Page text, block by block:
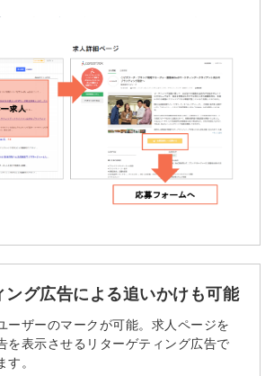
ング広告による追いかけも可能
ーザーのマークが可能。求人ページを
を表示させるリターゲティング広告で
。